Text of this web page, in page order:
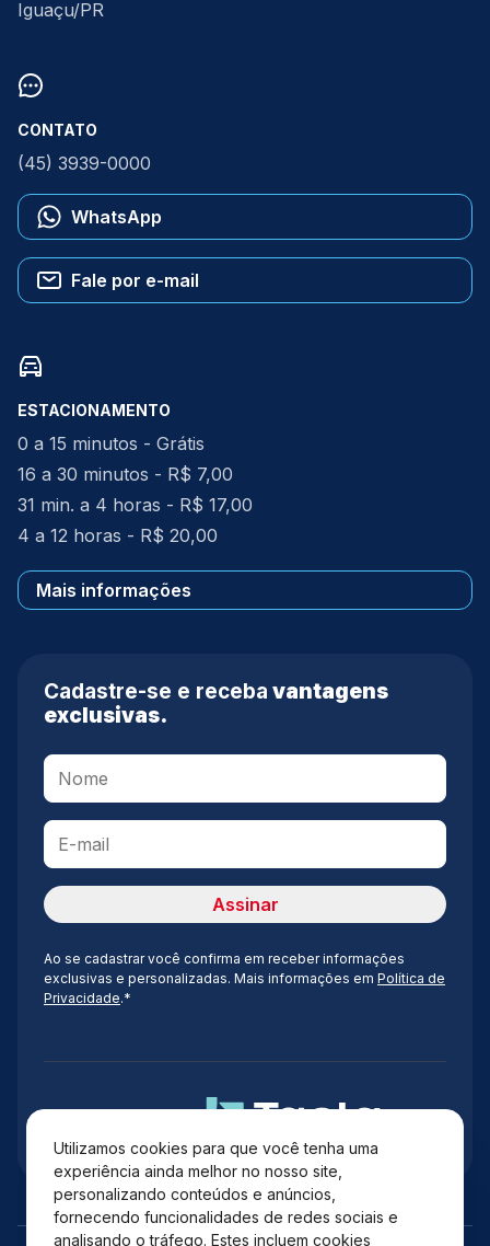
Utilizamos cookies para que você tenha uma
experiência ainda melhor no nosso site,
personalizando conteúdos e anúncios,
fornecendo funcionalidades de redes sociais e
analisando o tráfego. Estes incluem cookies
Iguaçu/PR
CONTATO
(45) 3939-0000
WhatsApp
Fale por e-mail
ESTACIONAMENTO
0 a 15 minutos - Grátis
16 a 30 minutos - R$ 7,00
31 min. a 4 horas - R$ 17,00
4 a 12 horas - R$ 20,00
Mais informações
Cadastre-se e receba vantagens
exclusivas.
Ao se cadastrar você confirma em receber informações
exclusivas e personalizadas. Mais informações em Política de
Privacidade.*